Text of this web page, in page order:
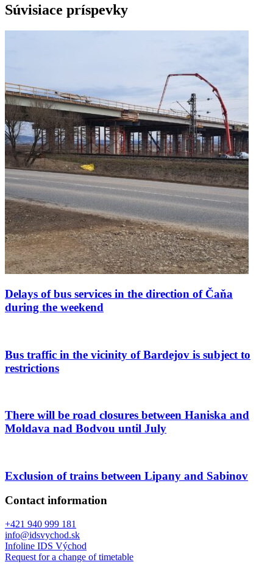
Súvisiace príspevky
Delays of bus services in the direction of Čaňa
during the weekend
Bus traffic in the vicinity of Bardejov is subject to
restrictions
There will be road closures between Haniska and
Moldava nad Bodvou until July
Exclusion of trains between Lipany and Sabinov
Contact information
+421 940 999 181
info@idsvychod.sk
Infoline IDS Východ
Request for a change of timetable